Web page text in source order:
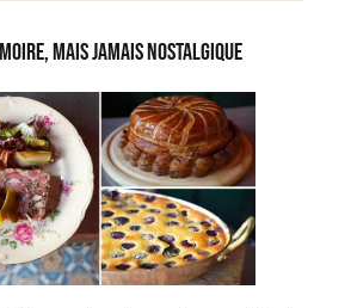
mais jamais nostalgique